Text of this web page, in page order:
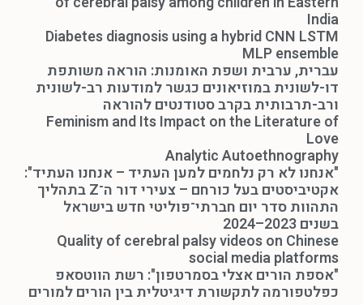
India
Diabetes diagnosis using a hybrid CNN LSTM
MLP ensemble
עברית, ערבית ושפת האומנות: הוראה משותפת
דו-לשונית במוזיאונים כגשר למודעות רב-לשונית
ורב-תרבותית בקרב סטודנטים להוראה
Feminism and Its Impact on the Literature of
Love
Analytic Autoethnography
"אנחנו לא רק נלחמים למען העתיד – אנחנו העתיד":
אקטיביסטים בעל כורחם – צעירי דור ה־Z בתהליך
התהוות סדר יום חברתי־פוליטי חדש בישראל
בשנים 2023–2024
Quality of cerebral palsy videos on Chinese
social media platforms
"אספת הורים אצלי בסמרטפון": רשת הווטסאפ
כפלטפורמה לתקשורת דיגיטלית בין הורים למורים